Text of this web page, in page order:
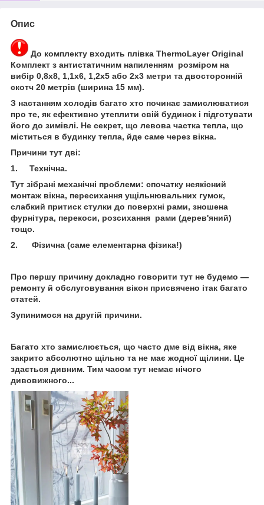
Опис
До комплекту входить плівка ThermoLayer Original
Комплект з антистатичним напиленням розміром на
вибір 0,8х8, 1,1х6, 1,2х5 або 2х3 метри та двосторонній
скотч 20 метрів (ширина 15 мм).
З настанням холодів багато хто починає замислюватися
про те, як ефективно утеплити свій будинок і підготувати
його до зимівлі. Не секрет, що левова частка тепла, що
міститься в будинку тепла, йде саме через вікна.
Причини тут дві:
1. Технічна.
Тут зібрані механічні проблеми: спочатку неякісний
монтаж вікна, пересихання ущільнювальних гумок,
слабкий притиск стулки до поверхні рами, зношена
фурнітура, перекоси, розсихання рами (дерев'яний)
тощо.
2. Фізична (саме елементарна фізика!)
Про першу причину докладно говорити тут не будемо —
ремонту й обслуговування вікон присвячено ітак багато
статей.
Зупинимося на другій причини.
Багато хто замислюється, що часто дме від вікна, яке
закрито абсолютно щільно та не має жодної щілини. Це
здається дивним. Тим часом тут немає нічого
дивовижного...